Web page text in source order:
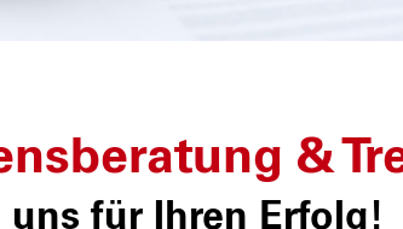
&
uns für Ihren Erfolg!